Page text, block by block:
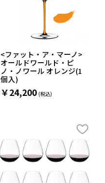
<ファット・ア・マーノ>
オールドワールド・ピ
ノ・ノワール オレンジ(1
個入)
￥24,200